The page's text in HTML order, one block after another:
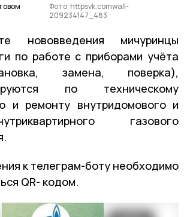
Фото: httpsvk.comwall-
209234147_483
нововведения мичуринцы
по работе с приборами учёта
замена, поверка),
по техническому
и ремонту внутридомового и
газового
к телеграм-боту необходимо
QR- кодом.